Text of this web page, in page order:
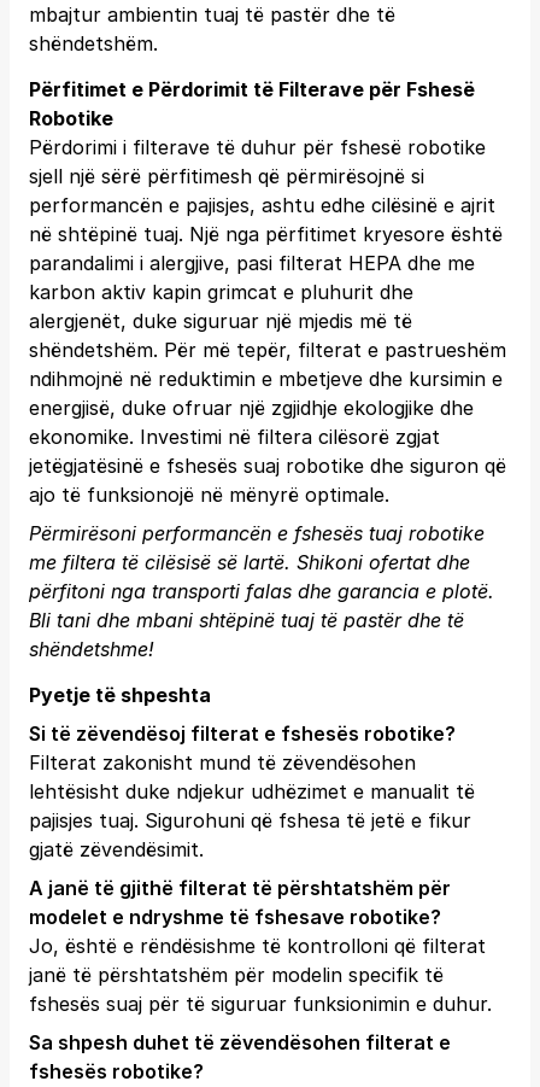
mbajtur ambientin tuaj të pastër dhe të
shëndetshëm.
Përfitimet e Përdorimit të Filterave për Fshesë
Robotike
Përdorimi i filterave të duhur për fshesë robotike
sjell një sërë përfitimesh që përmirësojnë si
performancën e pajisjes, ashtu edhe cilësinë e ajrit
në shtëpinë tuaj. Një nga përfitimet kryesore është
parandalimi i alergjive, pasi filterat HEPA dhe me
karbon aktiv kapin grimcat e pluhurit dhe
alergjenët, duke siguruar një mjedis më të
shëndetshëm. Për më tepër, filterat e pastrueshëm
ndihmojnë në reduktimin e mbetjeve dhe kursimin e
energjisë, duke ofruar një zgjidhje ekologjike dhe
ekonomike. Investimi në filtera cilësorë zgjat
jetëgjatësinë e fshesës suaj robotike dhe siguron që
ajo të funksionojë në mënyrë optimale.
Përmirësoni performancën e fshesës tuaj robotike
me filtera të cilësisë së lartë. Shikoni ofertat dhe
përfitoni nga transporti falas dhe garancia e plotë.
Bli tani dhe mbani shtëpinë tuaj të pastër dhe të
shëndetshme!
Pyetje të shpeshta
Si të zëvendësoj filterat e fshesës robotike?
Filterat zakonisht mund të zëvendësohen
lehtësisht duke ndjekur udhëzimet e manualit të
pajisjes tuaj. Sigurohuni që fshesa të jetë e fikur
gjatë zëvendësimit.
A janë të gjithë filterat të përshtatshëm për
modelet e ndryshme të fshesave robotike?
Jo, është e rëndësishme të kontrolloni që filterat
janë të përshtatshëm për modelin specifik të
fshesës suaj për të siguruar funksionimin e duhur.
Sa shpesh duhet të zëvendësohen filterat e
fshesës robotike?